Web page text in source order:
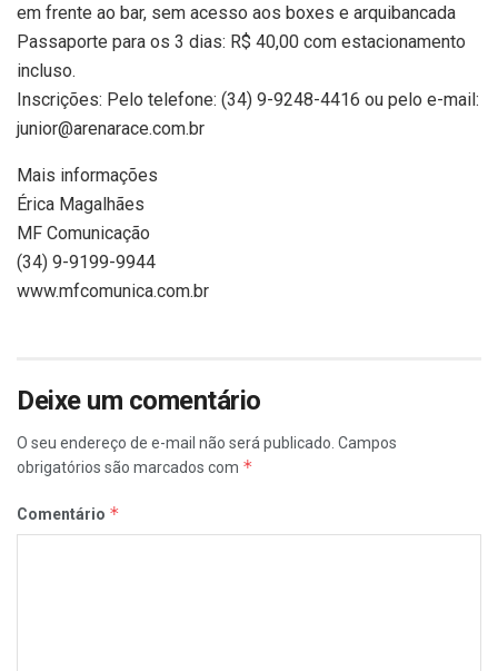
em frente ao bar, sem acesso aos boxes e arquibancada
Passaporte para os 3 dias: R$ 40,00 com estacionamento
incluso.
Inscrições: Pelo telefone: (34) 9-9248-4416 ou pelo e-mail:
junior@arenarace.com.br
Mais informações
Érica Magalhães
MF Comunicação
(34) 9-9199-9944
www.mfcomunica.com.br
Deixe um comentário
O seu endereço de e-mail não será publicado. Campos
obrigatórios são marcados com *
Comentário *